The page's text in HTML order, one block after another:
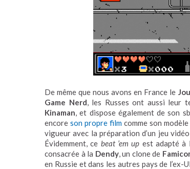
De même que nous avons en France le
Game Nerd, les Russes ont aussi leur
Kinaman, et dispose également de son
encore son propre film comme son
vigueur avec la préparation d’un jeu
Évidemment, ce beat ’em up est adapté à
consacrée à la Dendy, un clone de
en Russie et dans les autres pays de l’ex-